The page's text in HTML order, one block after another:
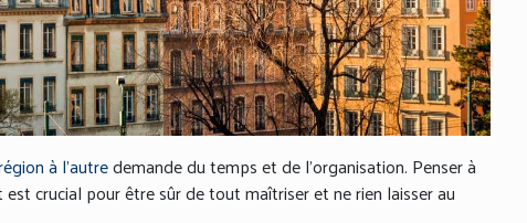
à l’autredemande du temps et de l’organisation. Penser à
crucial pour être sûr de tout maîtriser et ne rien laisser au